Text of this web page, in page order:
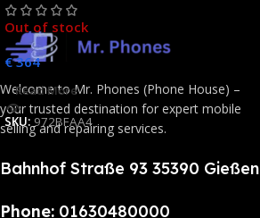
Out of stock
€364
Read More
SKU: 972BFAA4
Welcome to Mr. Phones (Phone House) –
your trusted destination for expert mobile
selling and repairing services.
Bahnhof Straße 93 35390 Gießen
Phone: 01630480000